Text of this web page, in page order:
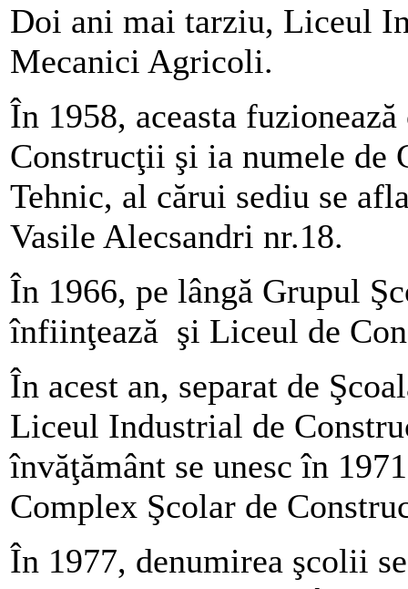
Doi ani mai tarziu, Liceul
Mecanici Agricoli.
În 1958, aceasta
Construcţii şi ia numele de
Tehnic, al cărui sediu se
Vasile Alecsandri nr.18.
În 1966, pe lângă Grupul
înfiinţează şi Liceul de
În acest an, separat de
Liceul Industrial de
învăţământ se unesc în
Complex Şcolar de
În 1977, denumirea şcolii